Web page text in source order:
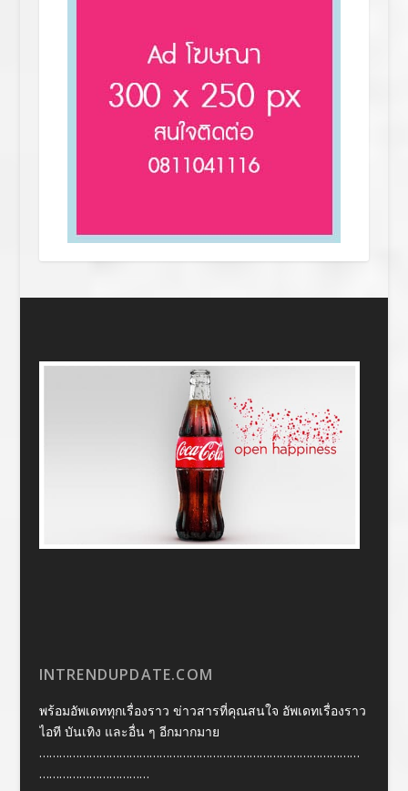
INTRENDUPDATE.COM
พร้อมอัพเดททุกเรื่องราว ข่าวสารที่คุณสนใจ อัพเดทเรื่องราว
ไอที บันเทิง และอื่น ๆ อีกมากมาย
……………………………………………………………………………………
……………………………